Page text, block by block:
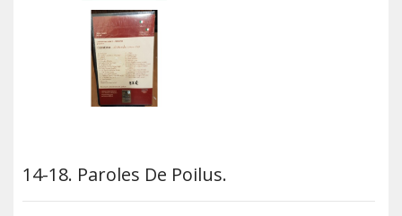
14-18. Paroles De Poilus.